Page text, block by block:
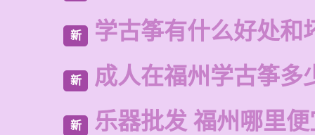
新 学古筝有什么好处和
新 成人在福州学古筝多
新 乐器批发 福州哪里